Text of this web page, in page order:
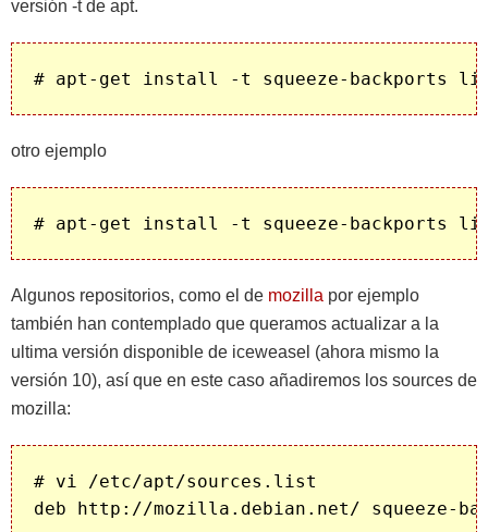
versión -t de apt.
# apt-get install -t squeeze-backports
otro ejemplo
# apt-get install -t squeeze-backports
Algunos repositorios, como el de mozilla por ejemplo
también han contemplado que queramos actualizar a la
ultima versión disponible de iceweasel (ahora mismo la
versión 10), así que en este caso añadiremos los sources de
mozilla:
# vi /etc/apt/sources.list